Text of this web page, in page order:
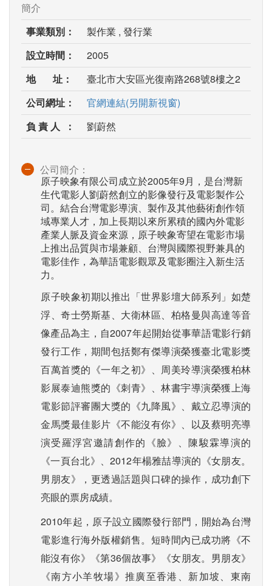
簡介
事業類別：
製作業 , 發行業
設立時間：
2005
地 址：
臺北市大安區光復南路268號8樓之2
公司網址：
官網連結(另開新視窗)
負 責 人 ：
劉蔚然
公司簡介：
原子映象有限公司成立於2005年9月，是台灣新
生代電影人劉蔚然創立的影像發行及電影製作公
司。結合台灣電影導演、製作及其他藝術創作領
域專業人才，加上長期以來所累積的國內外電影
產業人脈及資金來源，原子映象寄望在電影市場
上推出品質與市場兼顧、台灣與國際視野兼具的
電影佳作，為華語電影觀眾及電影圈注入新生活
力。
原子映象初期以推出「世界影壇大師系列」如楚
浮、奇士勞斯基、大衛林區、柏格曼與高達等音
像產品為主，自2007年起開始從事華語電影行銷
發行工作，期間包括鄭有傑導演榮獲臺北電影獎
百萬首獎的《一年之初》、周美玲導演榮獲柏林
影展泰迪熊獎的《刺青》、林書宇導演榮獲上海
電影節評審團大獎的《九降風》、戴立忍導演的
金馬獎最佳影片《不能沒有你》、以及蔡明亮導
演受羅浮宮邀請創作的《臉》、陳駿霖導演的
《一頁台北》、2012年楊雅喆導演的《女朋友。
男朋友》，更透過話題與口碑的操作，成功創下
亮眼的票房成績。
2010年起，原子設立國際發行部門，開始為台灣
電影進行海外版權銷售。短時間內已成功將《不
能沒有你》《第36個故事》《女朋友。男朋友》
《南方小羊牧場》推廣至香港、新加坡、東南